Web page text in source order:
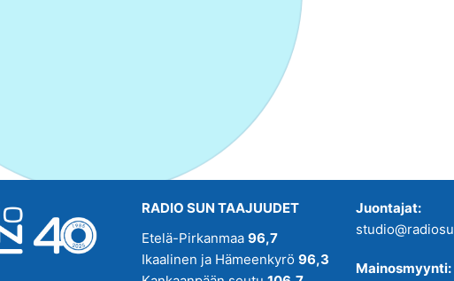
RADIO SUN TAAJUUDET
Etelä-Pirkanmaa 96,7
Ikaalinen ja Hämeenkyrö 96,3
Juontajat:
Mainosmyynti: